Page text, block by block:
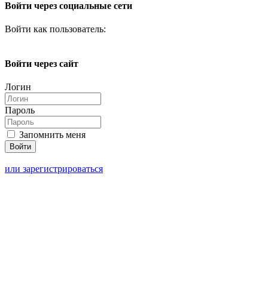
Войти через социальные сети
Войти как пользователь:
Войти через сайт
Логин
Пароль
Запомнить меня
или зарегистрироваться